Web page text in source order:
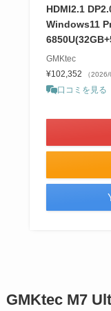
HDMI2.1
Windows11
GMKtec
¥102,352
（
口コミを見る
GMKtec M7